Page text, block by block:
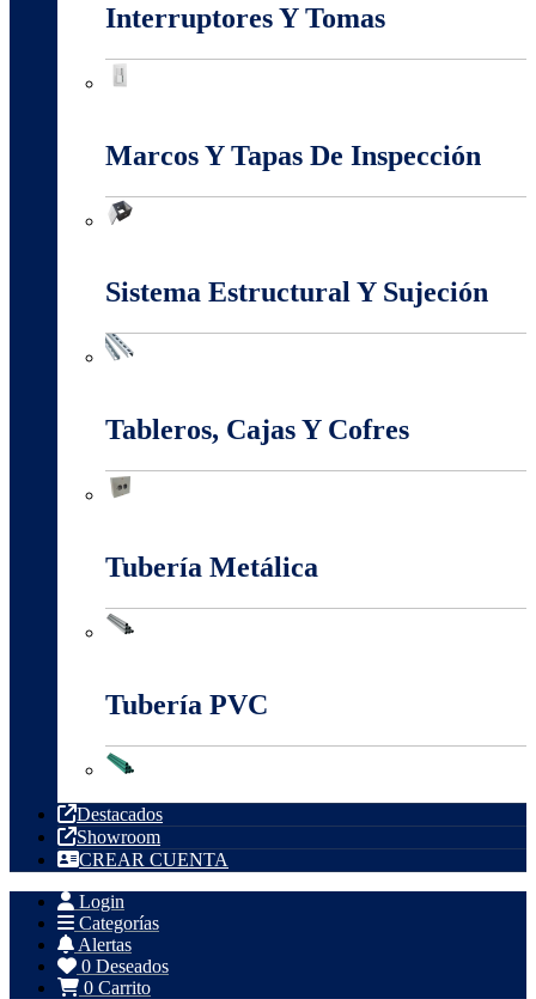
Interruptores Y Tomas
Marcos Y Tapas De Inspección
Sistema Estructural Y Sujeción
Tableros, Cajas Y Cofres
Tubería Metálica
Tubería PVC
Destacados
Showroom
CREAR CUENTA
Login
Categorías
Alertas
0 Deseados
0 Carrito